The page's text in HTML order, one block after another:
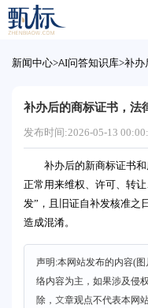
新闻中心>AI问答知识库>补办
补办后的商标证书，法
发布时间:2026-05-13
补办后的新商标证书
正常用来维权、许可、转
发”，且旧证自补发核准之
造成混淆。
声明:本网站发布的内容(
络内容为主，如果涉及侵
除，文章观点不代表本网